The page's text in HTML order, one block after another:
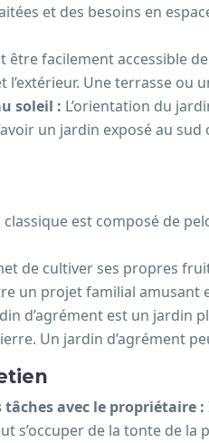
et des besoins en
être facilement accessible
l’extérieur. Une terrasse
soleil : L’orientation du
un jardin exposé au
classique est composé de
de cultiver ses propres
un projet familial amusant
d’agrément est un jardin
Un jardin d’agrément
avec le propriétaire :
s’occuper de la tonte de la